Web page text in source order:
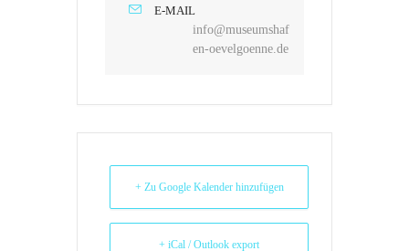
E-MAIL
info@museumshaf
en-oevelgoenne.de
+ Zu Google Kalender hinzufügen
+ iCal / Outlook export